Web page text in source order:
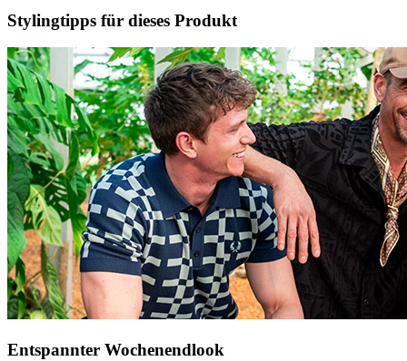
Stylingtipps für dieses Produkt
Entspannter Wochenendlook